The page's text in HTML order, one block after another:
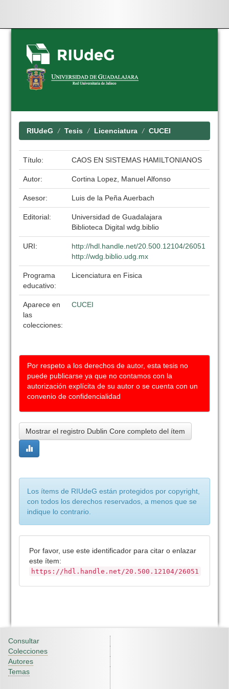
Skip
navigation
RIUdeG Tesis Licenciatura CUCEI
Título: CAOS EN SISTEMAS HAMILTONIANOS
Autor: Cortina Lopez, Manuel Alfonso
Asesor: Luis de la Peña Auerbach
Editorial:
Universidad de Guadalajara
Biblioteca Digital wdg.biblio
URI:
http://hdl.handle.net/20.500.12104/26051
http://wdg.biblio.udg.mx
Programa
educativo:
Licenciatura en Fisica
Aparece en
las
colecciones:
CUCEI
Por respeto a los derechos de autor, esta tesis no
puede publicarse ya que no contamos con la
autorización explícita de su autor o se cuenta con un
convenio de confidencialidad
Mostrar el registro Dublin Core completo del ítem
Los ítems de RIUdeG están protegidos por copyright,
con todos los derechos reservados, a menos que se
indique lo contrario.
Por favor, use este identificador para citar o enlazar
este ítem:
https://hdl.handle.net/20.500.12104/26051
Consultar
Colecciones
Autores
Temas